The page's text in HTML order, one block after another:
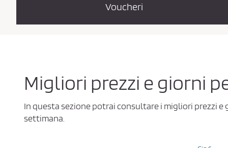
Voucheri
Migliori prezzi e giorni
In questa sezione potrai consultare i migliori prezzi
settimana.